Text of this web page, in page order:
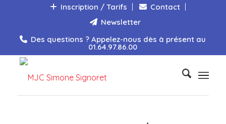
Inscription / Tarifs
Contact
Newsletter
Des questions ? Appelez-nous dès à présent au
01.64.97.86.00